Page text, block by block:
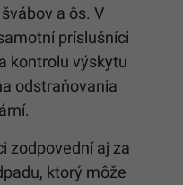
a ôs. V
príslušníci
kontrolu výskytu
odstraňovania
zodpovední aj za
ktorý môže